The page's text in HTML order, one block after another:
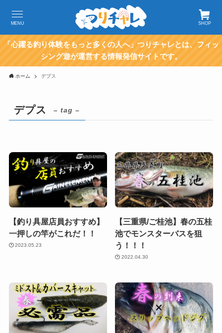
SHOP
MENU
「心躍る釣り体験をもっと多くの人へ」つりチャレとは、フィッ
シング遊が運営する情報発信サイトです。
ホーム デプス
デプス – tag –
【釣り具屋店員おすすめ】
一押しの竿がこれだ！！
2023.05.23
【三重県/ご桂池】春の五桂
池でモンスターバスを狙
う！！！
2022.04.30